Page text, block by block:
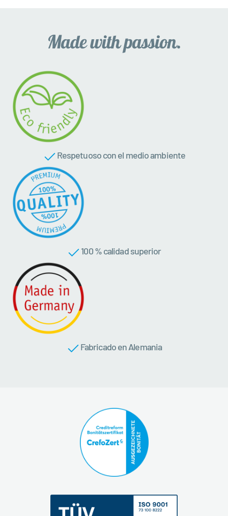
Respetuoso con el medio ambiente
100 % calidad superior
Fabricado en Alemania